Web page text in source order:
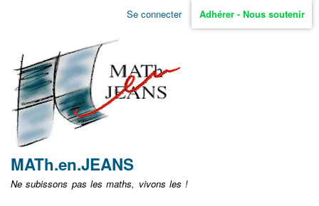
Aller
non
identifié
Se connecter Adhérer - Nous soutenir
MATh.en.JEANS
Ne subissons pas les maths, vivons les !